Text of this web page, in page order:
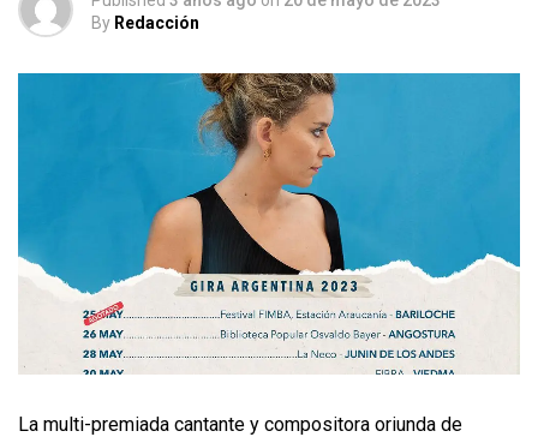
By Redacción
La multi-premiada cantante y compositora oriunda de